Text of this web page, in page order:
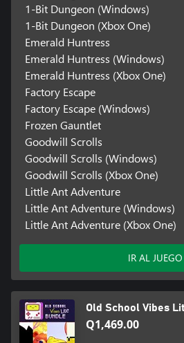
1-Bit Dungeon (Windows)
1-Bit Dungeon (Xbox One)
Emerald Huntress
Emerald Huntress (Windows)
Emerald Huntress (Xbox One)
Factory Escape
Factory Escape (Windows)
Frozen Gauntlet
Goodwill Scrolls
Goodwill Scrolls (Windows)
Goodwill Scrolls (Xbox One)
Little Ant Adventure
Little Ant Adventure (Windows)
Little Ant Adventure (Xbox One)
IR AL JUEGO
Old School Vibes
Q1,469.00